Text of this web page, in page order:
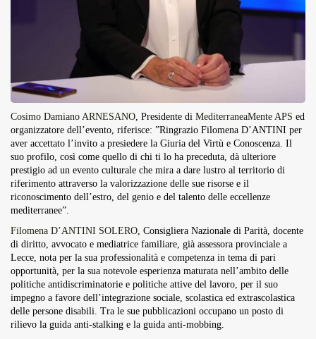
Cosimo Damiano ARNESANO , Presidente di MediterraneaMente APS ed
organizzatore dell’evento, riferisce: ”Ringrazio Filomena D’ANTINI per
aver accettato l’invito a presiedere la Giuria del Virtù e Conoscenza. Il
suo profilo, così come quello di chi ti lo ha preceduta, dà ulteriore
prestigio ad un evento culturale che mira a dare lustro al territorio di
riferimento attraverso la valorizzazione delle sue risorse e il
riconoscimento dell’estro, del genio e del talento delle eccellenze
mediterranee”.
Filomena D’ANTINI SOLERO , Consigliera Nazionale di Parità, docente
di diritto, avvocato e mediatrice familiare, già assessora provinciale a
Lecce, nota per la sua professionalità e competenza in tema di pari
opportunità, per la sua notevole esperienza maturata nell’ambito delle
politiche antidiscriminatorie e politiche attive del lavoro, per il suo
impegno a favore dell’integrazione sociale, scolastica ed extrascolastica
delle persone disabili. Tra le sue pubblicazioni occupano un posto di
rilievo la guida anti-stalking e la guida anti-mobbing.